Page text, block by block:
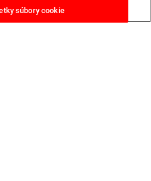
súbory cookie